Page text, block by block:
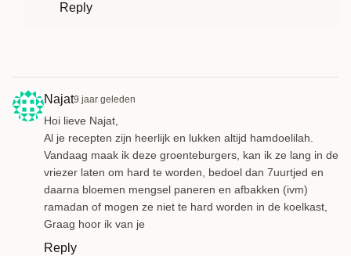
Reply
Najat9 jaar geleden
Hoi lieve Najat,
Al je recepten zijn heerlijk en lukken altijd hamdoelilah.
Vandaag maak ik deze groenteburgers, kan ik ze lang in de
vriezer laten om hard te worden, bedoel dan 7uurtjed en
daarna bloemen mengsel paneren en afbakken (ivm)
ramadan of mogen ze niet te hard worden in de koelkast,
Graag hoor ik van je
Reply